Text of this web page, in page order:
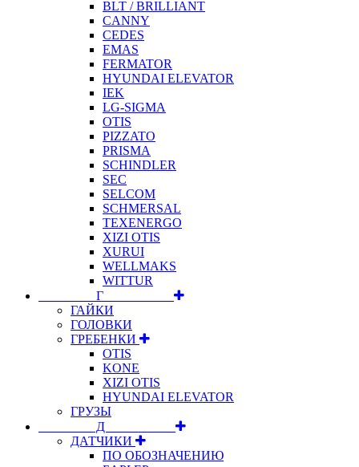
BLT / BRILLIANT
CANNY
CEDES
EMAS
FERMATOR
HYUNDAI ELEVATOR
IEK
LG-SIGMA
OTIS
PIZZATO
PRISMA
SCHINDLER
SEC
SELCOM
SCHMERSAL
TEXENERGO
XIZI OTIS
XURUI
WELLMAKS
WITTUR
⠀⠀⠀⠀⠀⠀Г⠀⠀⠀⠀⠀⠀⠀
ГАЙКИ
ГОЛОВКИ
ГРЕБЕНКИ
OTIS
KONE
XIZI OTIS
HYUNDAI ELEVATOR
ГРУЗЫ
⠀⠀⠀⠀⠀⠀Д⠀⠀⠀⠀⠀⠀⠀
ДАТЧИКИ
ПО ОБОЗНАЧЕНИЮ